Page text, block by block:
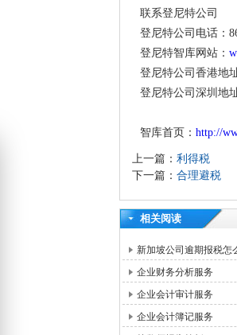
联系登尼特公司
登尼特公司电话：
登尼特智库网站：
登尼特公司香港地
登尼特公司深圳地
智库首页： http://
上一篇： 利得税
下一篇： 合理避税
相关阅读
新加坡公司逾期报税怎
企业财务分析服务
企业会计审计服务
企业会计簿记服务